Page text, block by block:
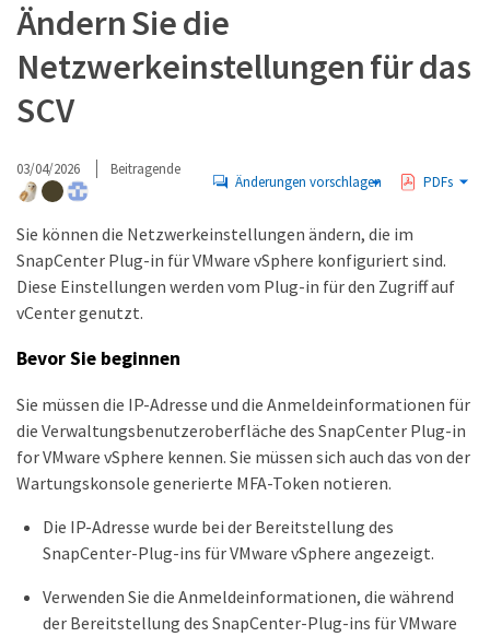
Ändern Sie die
Netzwerkeinstellungen für das
SCV
03/04/2026 Beitragende
Änderungen vorschlagen PDFs
Sie können die Netzwerkeinstellungen ändern, die im
SnapCenter Plug-in für VMware vSphere konfiguriert sind.
Diese Einstellungen werden vom Plug-in für den Zugriff auf
vCenter genutzt.
Bevor Sie beginnen
Sie müssen die IP-Adresse und die Anmeldeinformationen für
die Verwaltungsbenutzeroberfläche des SnapCenter Plug-in
for VMware vSphere kennen. Sie müssen sich auch das von der
Wartungskonsole generierte MFA-Token notieren.
Die IP-Adresse wurde bei der Bereitstellung des
SnapCenter-Plug-ins für VMware vSphere angezeigt.
Verwenden Sie die Anmeldeinformationen, die während
der Bereitstellung des SnapCenter-Plug-ins für VMware